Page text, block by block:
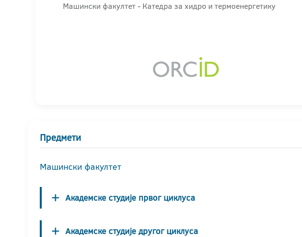
Машински факултет - Катедра за хидро и термоенергетику
Предмети
Машински факултет
Академске студије првог циклуса
Академске студије другог циклуса